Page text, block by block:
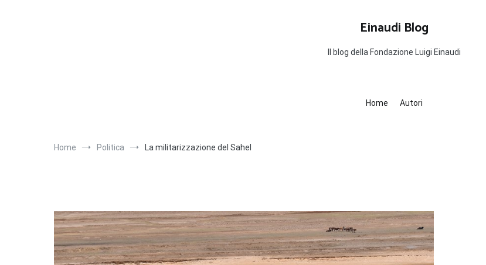
Einaudi Blog
Il blog della Fondazione Luigi Einaudi
Home Autori
Home Politica La militarizzazione del Sahel